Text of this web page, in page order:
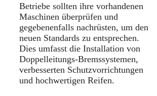
Betriebe sollten ihre vorhandenen
Maschinen überprüfen und
gegebenenfalls nachrüsten, um den
neuen Standards zu entsprechen.
Dies umfasst die Installation von
Doppelleitungs-Bremssystemen,
verbesserten Schutzvorrichtungen
und hochwertigen Reifen.